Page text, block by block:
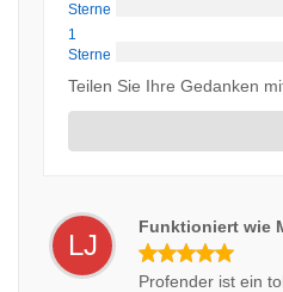
Sterne
1
Sterne
Teilen Sie Ihre Gedanken
LJ
Funktioniert wie
Profender ist ein